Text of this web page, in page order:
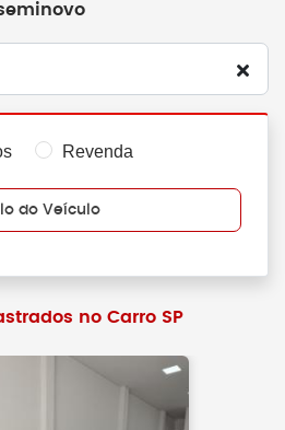
Revenda
do Veículo
no Carro SP